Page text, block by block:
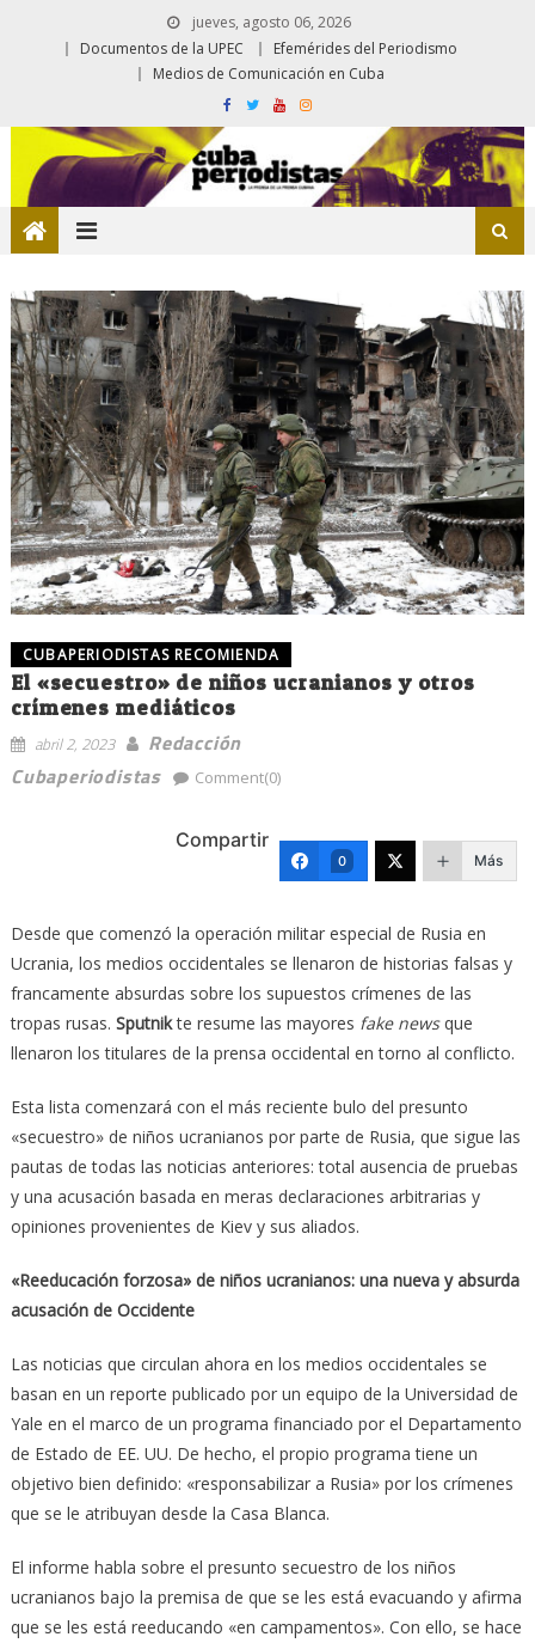
jueves, agosto 06, 2026
Documentos de la UPEC
Efemérides del Periodismo
Medios de Comunicación en Cuba
CUBAPERIODISTAS RECOMIENDA
El «secuestro» de niños ucranianos y otros
crímenes mediáticos
abril 2, 2023
Redacción
Cubaperiodistas
Comment(0)
Compartir
0 Más
Desde que comenzó la operación militar especial de Rusia en
Ucrania, los medios occidentales se llenaron de historias falsas y
francamente absurdas sobre los supuestos crímenes de las
tropas rusas. Sputnikte resume las mayores fake newsque
llenaron los titulares de la prensa occidental en torno al conflicto.
Esta lista comenzará con el más reciente bulo del presunto
«secuestro» de niños ucranianos por parte de Rusia, que sigue las
pautas de todas las noticias anteriores: total ausencia de pruebas
y una acusación basada en meras declaraciones arbitrarias y
opiniones provenientes de Kiev y sus aliados.
«Reeducación forzosa» de niños ucranianos: una nueva y absurda
acusación de Occidente
Las noticias que circulan ahora en los medios occidentales se
basan en un reporte publicado por un equipo de la Universidad de
Yale en el marco de un programa financiado por el Departamento
de Estado de EE. UU. De hecho, el propio programa tiene un
objetivo bien definido: «responsabilizar a Rusia» por los crímenes
que se le atribuyan desde la Casa Blanca.
El informe habla sobre el presunto secuestro de los niños
ucranianos bajo la premisa de que se les está evacuando y afirma
que se les está reeducando «en campamentos». Con ello, se hace